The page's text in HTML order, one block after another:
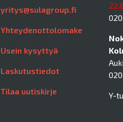
yritys@sulagroup.fi
Yhteydenottolomake
Usein kysyttyä
Laskutustiedot
Tilaa uutiskirje Y-